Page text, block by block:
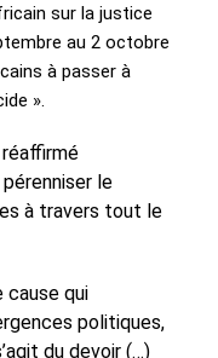
sur la justice
au 2 octobre
à passer à
».
pérenniser le
à travers tout le
cause qui
politiques,
du devoir (…)